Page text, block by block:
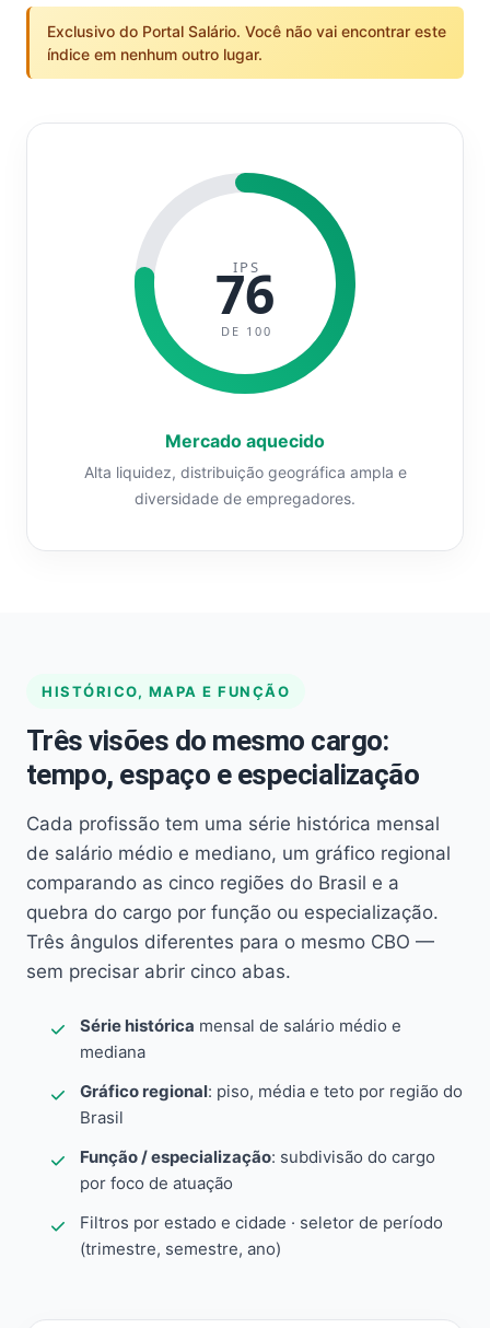
Exclusivo do Portal Salário. Você não vai encontrar este
índice em nenhum outro lugar.
IPS
76
DE 100
Mercado aquecido
Alta liquidez, distribuição geográfica ampla e
diversidade de empregadores.
HISTÓRICO, MAPA E FUNÇÃO
Três visões do mesmo cargo:
tempo, espaço e especialização
Cada profissão tem uma série histórica mensal
de salário médio e mediano, um gráfico regional
comparando as cinco regiões do Brasil e a
quebra do cargo por função ou especialização.
Três ângulos diferentes para o mesmo CBO —
sem precisar abrir cinco abas.
Série histórica mensal de salário médio e
mediana
Gráfico regional: piso, média e teto por região do
Brasil
Função / especialização: subdivisão do cargo
por foco de atuação
Filtros por estado e cidade · seletor de período
(trimestre, semestre, ano)